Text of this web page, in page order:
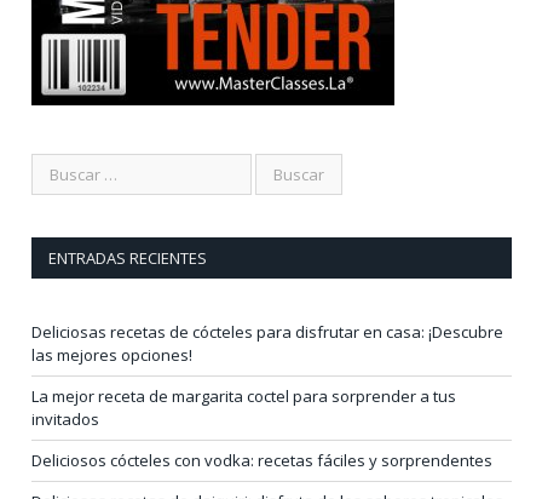
ENTRADAS RECIENTES
Deliciosas recetas de cócteles para disfrutar en casa: ¡Descubre
las mejores opciones!
La mejor receta de margarita coctel para sorprender a tus
invitados
Deliciosos cócteles con vodka: recetas fáciles y sorprendentes